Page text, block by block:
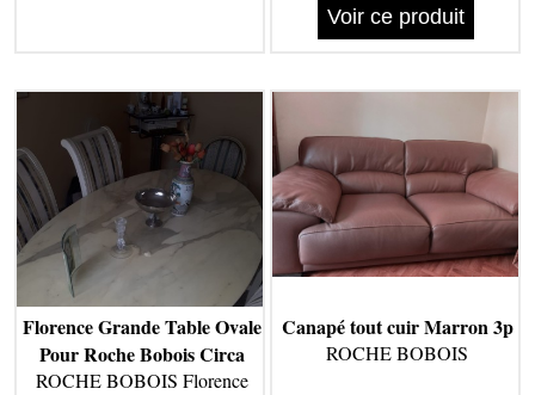
Voir ce produit
Florence Grande Table Ovale
Pour Roche Bobois Circa
ROCHE BOBOIS Florence
Canapé tout cuir Marron 3p
ROCHE BOBOIS